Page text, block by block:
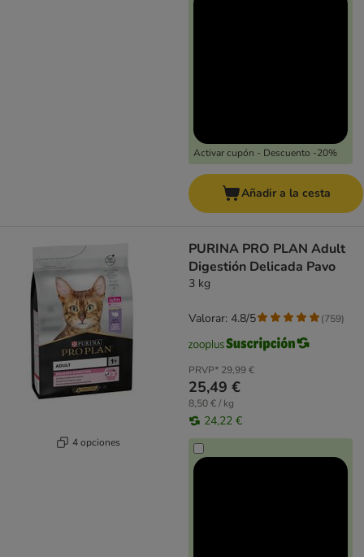
Activar cupón - Descuento -20%
Añadir a la cesta
4 opciones
PURINA PRO PLAN Adult
Digestión Delicada Pavo
3 kg
PRVP* 29,99 €
25,49 €
8,50 € / kg
24,22 €
Valorar: 4.8/5 (759)